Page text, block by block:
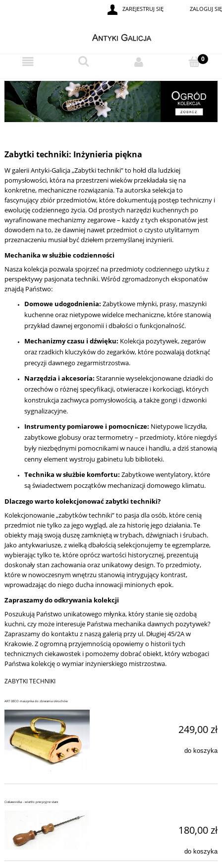
ZAREJESTRUJ SIĘ ZALOGUJ SIĘ
Zabytki techniki: Inżynieria piękna
W galerii Antyki-Galicja „Zabytki techniki” to hołd dla ludzkiej
pomysłowości, która na przestrzeni wieków przekładała się na
konkretne, mechaniczne rozwiązania. Ta autorska selekcja to
fascynujący zbiór przedmiotów, które dokumentują postęp techniczny i
ewolucję codziennego życia. Od prostych narzędzi kuchennych po
wyrafinowane mechanizmy zegarowe – każdy z tych eksponatów jest
dowodem na to, że dawniej nawet przedmiot o czysto utylitarnym
przeznaczeniu musiał być dziełem przemyślanej inżynierii.
Mechanika w służbie codzienności
Nasza kolekcja pozwala spojrzeć na przedmioty codziennego użytku z
perspektywy pasjonata techniki. Wśród zgromadzonych eksponatów
znajdą Państwo:
Domowe udogodnienia: Zabytkowe młynki, prasy, maszynki
kuchenne oraz nietypowe widelce mechaniczne, które stanowią
przykład dawnej ergonomii i dbałości o funkcjonalność.
Mechanizmy czasu i dźwięku: Kolekcja pozytywek, zegarów
oraz rzadkich kluczyków do zegarków, które pozwalają dotknąć
precyzji dawnego zegarmistrzostwa.
Narzędzia i akcesoria: Starannie wyselekcjonowane dziadki do
orzechów o różnej specyfikacji, otwieracze i korkociągi, których
konstrukcja zachwyca pomysłowością, a także gongi i dzwonki
sygnalizacyjne.
Instrumenty pomiarowe i pomocnicze: Nietypowe liczydła,
zabytkowe globusy oraz termometry – przedmioty, które niegdyś
były niezbędnymi pomocnikami w nauce i handlu, a dziś stanowią
cenny element wystroju gabinetu lub biblioteki.
Technika w służbie komfortu: Zabytkowe wentylatory, które
są świadectwem początków mechanizacji domowego klimatu.
Dlaczego warto kolekcjonować zabytki techniki?
Kolekcjonowanie „zabytków techniki” to pasja dla osób, które cenią
przedmiot nie tylko za jego wygląd, ale za historię jego działania. Te
obiekty mają swoją duszę zamkniętą w trybach, dźwigniach i śrubach.
Jako antykwariusze, z wielką dbałością selekcjonujemy te egzemplarze,
wybierając tylko te, które oprócz wartości historycznej, prezentują
doskonały stan zachowania oraz unikatowy design. To przedmioty,
które w nowoczesnym wnętrzu stanowią intrygujący kontrast,
wprowadzając do niego ducha innowacji minionych epok.
Zapraszamy do odkrywania kolekcji
Poszukują Państwo unikatowego młynka, który stanie się ozdobą
kuchni, czy może interesuje Państwa mechanika dawnych pozytywek?
Zapraszamy do kontaktu z naszą galerią przy ul. Długiej 45/2A w
Krakowie. Z ogromną przyjemnością opowiemy o historii tych
technicznych ciekawostek i pomożemy dobrać obiekt, który wzbogaci
Państwa kolekcję o wymiar inżynierskiego mistrzostwa.
ZABYTKI TECHNIKI
ART DECO maszynka do zbierania okruchów
249,00 zł
do koszyka
Ciekawostka - wiertło precyzyjne stare
180,00 zł
do koszyka